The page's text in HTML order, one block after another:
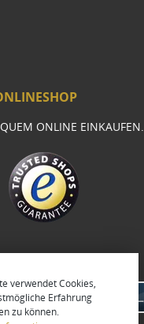
ONLINE EINKAUFEN.
verwendet Cookies,
Erfahrung
zu können.